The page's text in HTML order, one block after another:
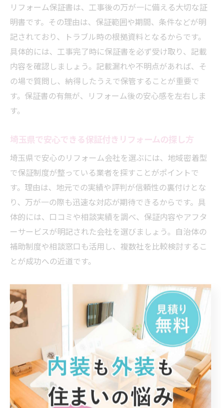
リフォーム保証書は、工事後の万が一に備える大切な証
明書です。その理由は、保証範囲や期間、条件などが明
記されており、トラブル時の根拠資料となるからです。
具体的には、工事完了時に保証書を必ず受け取り、記載
内容を確認しましょう。記載漏れや不明点があれば、そ
の場で質問し、納得したうえで保管することが重要で
す。保証書の有無が、リフォーム後の安心感を左右しま
す。
埼玉県で安心できる保証付きリフォームの探し方
埼玉県で安心のリフォーム会社を選ぶには、地域密着型
で保証制度が整っている業者を探すことがポイントで
す。理由は、地元での実績や評判が信頼性の裏付けとな
り、万が一の際も迅速な対応が期待できるからです。具
体的には、口コミや相談実績を調べ、保証内容やアフタ
ーサービスが明記された会社を選びましょう。自治体の
補助制度や相談窓口も活用し、複数社を比較検討するこ
とが成功への近道です。
埼玉県の補助制度を活用した安心工事
リフォーム補助制度と保証の組み合わせ活用法
リフォーム工事を埼玉県で実施する際、補助制度と保証
制度の併用は安心のカギとなります。なぜなら、補助金
を活用することで費用負担を抑えつつ、工事後の不具合